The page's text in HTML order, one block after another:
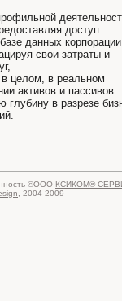
доступ
данных
свои затраты и
в целом, в реальном
активов и пассивов
глубину в разрезе
©ООО КСИКОМ®
, 2004-2009